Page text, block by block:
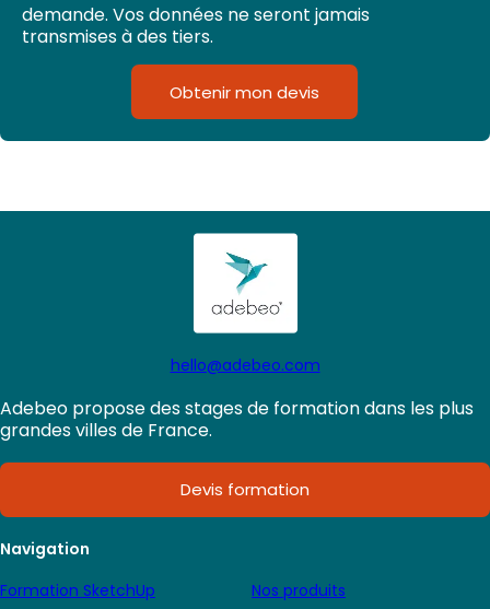
demande. Vos données ne seront jamais
transmises à des tiers.
Obtenir mon devis
hello@adebeo.com
Adebeo propose des stages de formation dans les plus
grandes villes de France.
Devis formation
Navigation
Formation SketchUp
Nos produits